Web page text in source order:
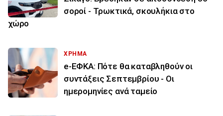
σοροί - Τρωκτικά, σκουλήκια στο
χώρο
ΧΡΗΜΑ
e-ΕΦΚΑ: Πότε θα καταβληθούν οι
συντάξεις Σεπτεμβρίου - Οι
ημερομηνίες ανά ταμείο